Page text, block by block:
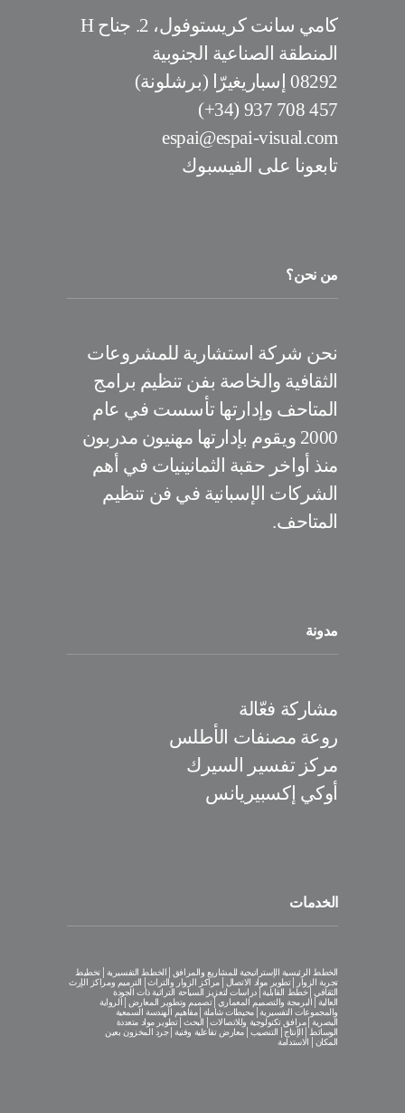
كامي سانت كريستوفول، 2. جناح H
المنطقة الصناعية الجنوبية
08292 إسباريغيرّا (برشلونة)
457 708 937 (34+)
espai@espai-visual.com
تابعونا على الفيسبوك
من نحن؟
نحن شركة استشارية للمشروعات
الثقافية والخاصة بفن تنظيم برامج
المتاحف وإدارتها تأسست في عام
2000 ويقوم بإدارتها مهنيون مدربون
منذ أواخر حقبة الثمانينيات في أهم
الشركات الإسبانية في فن تنظيم
المتاحف.
مدونة
مشاركة فعّالة
روعة مصنفات الأطلس
مركز تفسير السيرك
أوكي إكسبيريانس
الخدمات
الخطط الرئيسية الإستراتيجية للمشاريع والمرافق│الخطط التفسيرية│تخطيط
تجربة الزوار│تطوير مواد الاتصال│مراكز الزوار والتراث│الترميم ومراكز الإرث
الثقافي│خطط القابلية│دراسات لتعزيز السياحة التراثية ذات الجودة
العالية│البرمجة والتصميم المعماري│تصميم وتطوير المعارض│الرواية
والمجموعات التفسيرية│محيطات شاملة│مفاهيم الهندسة السمعية
البصرية│مرافق تكنولوجية وللاتصالات│البحث│تطوير مواد متعددة
الوسائط│الإنتاج│التنصيب│معارض تفاعلية وفنية│جرد المخزون بعين
المكان│الاستدامة